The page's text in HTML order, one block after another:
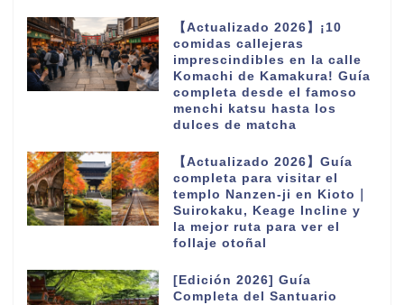
【Actualizado 2026】¡10
comidas callejeras
imprescindibles en la calle
Komachi de Kamakura! Guía
completa desde el famoso
menchi katsu hasta los
dulces de matcha
【Actualizado 2026】Guía
completa para visitar el
templo Nanzen-ji en Kioto｜
Suirokaku, Keage Incline y
la mejor ruta para ver el
follaje otoñal
[Edición 2026] Guía
Completa del Santuario